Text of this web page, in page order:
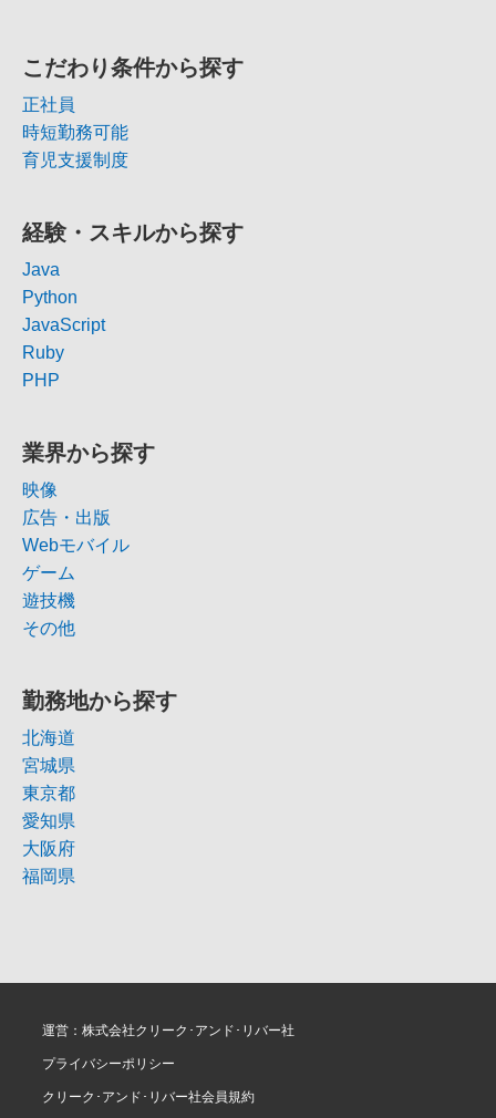
こだわり条件から探す
正社員
時短勤務可能
育児支援制度
経験・スキルから探す
Java
Python
JavaScript
Ruby
PHP
業界から探す
映像
広告・出版
Webモバイル
ゲーム
遊技機
その他
勤務地から探す
北海道
宮城県
東京都
愛知県
大阪府
福岡県
運営：株式会社クリーク･アンド･リバー社
プライバシーポリシー
クリーク･アンド･リバー社会員規約